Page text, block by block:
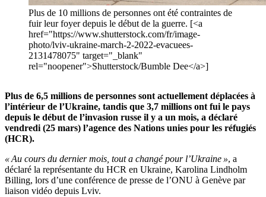
Plus de 10 millions de personnes ont été contraintes de
fuir leur foyer depuis le début de la guerre. [<a
href="https://www.shutterstock.com/fr/image-
photo/lviv-ukraine-march-2-2022-evacuees-
2131478075" target="_blank"
rel="noopener">Shutterstock/Bumble Dee</a>]
Plus de 6,5 millions de personnes sont actuellement déplacées à
l’intérieur de l’Ukraine, tandis que 3,7 millions ont fui le pays
depuis le début de l’invasion russe il y a un mois, a déclaré
vendredi (25 mars) l’agence des Nations unies pour les réfugiés
(HCR).
« Au cours du dernier mois, tout a changé pour l’Ukraine », a
déclaré la représentante du HCR en Ukraine, Karolina Lindholm
Billing, lors d’une conférence de presse de l’ONU à Genève par
liaison vidéo depuis Lviv.